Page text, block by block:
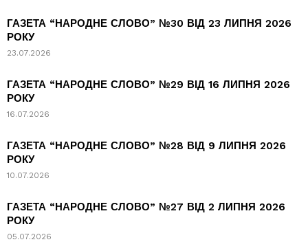
ГАЗЕТА “НАРОДНЕ СЛОВО” №30 ВІД 23 ЛИПНЯ 2026
РОКУ
23.07.2026
ГАЗЕТА “НАРОДНЕ СЛОВО” №29 ВІД 16 ЛИПНЯ 2026
РОКУ
16.07.2026
ГАЗЕТА “НАРОДНЕ СЛОВО” №28 ВІД 9 ЛИПНЯ 2026
РОКУ
10.07.2026
ГАЗЕТА “НАРОДНЕ СЛОВО” №27 ВІД 2 ЛИПНЯ 2026
РОКУ
05.07.2026